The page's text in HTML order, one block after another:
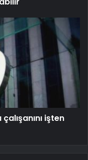
işten